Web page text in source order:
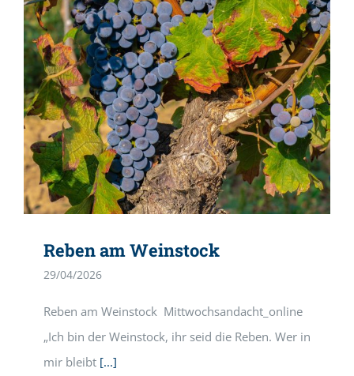
Reben am Weinstock
29/04/2026
Reben am Weinstock Mittwochsandacht_online
„Ich bin der Weinstock, ihr seid die Reben. Wer in
mir bleibt[...]